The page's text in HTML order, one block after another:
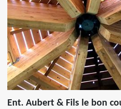
Ent. Aubert & Fils le bon